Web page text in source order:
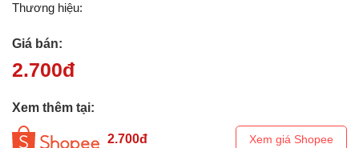
Thương hiệu:
Giá bán:
2.700đ
Xem thêm tại:
2.700đ Xem giá Shopee